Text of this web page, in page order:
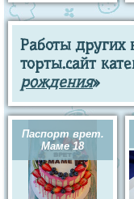
Работы других
торты.сайт
рождения»
Паспорт врет.
Маме 18